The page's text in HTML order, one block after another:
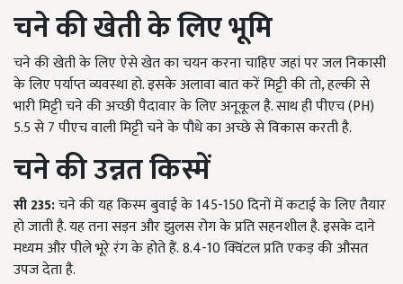
चने की खेती के लिए भूमि
चने की खेती के लिए ऐसे खेत का चयन करना चाहिए जहां पर जल निकासी
के लिए पर्याप्त व्यवस्था हो. इसके अलावा बात करें मिट्टी की तो, हल्की से
भारी मिट्टी चने की अच्छी पैदावार के लिए अनूकूल है. साथ ही पीएच (PH)
5.5से 7 पीएच वाली मिट्टी चने के पौधे का अच्छे से विकास करती है.
चने की उन्नत किस्में
सी235:चने की यह किस्म बुवाई के145-150दिनों में कटाई के लिए तैयार
हो जाती है. यह तना सड़न और झुलस रोग के प्रति सहनशील है. इसके दाने
मध्यम और पीले भूरे रंग के होते हैं.8.4-10क्विंटल प्रति एकड़ की औसत
उपज देता है.